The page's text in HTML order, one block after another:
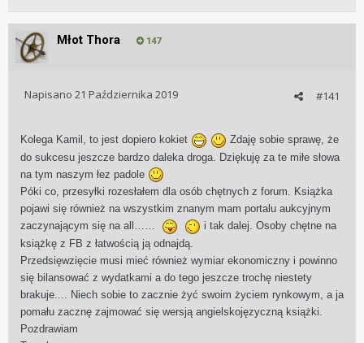
Młot Thora 147
#141
Napisano 21 Października 2019
Kolega Kamil, to jest dopiero kokiet
Zdaję sobie sprawę, że
do sukcesu jeszcze bardzo daleka droga. Dziękuję za te miłe słowa
na tym naszym łez padole
Póki co, przesyłki rozesłałem dla osób chętnych z forum. Książka
pojawi się również na wszystkim znanym mam portalu aukcyjnym
zaczynającym się na all……
i tak dalej. Osoby chętne na
książkę z FB z łatwością ją odnajdą.
Przedsięwzięcie musi mieć również wymiar ekonomiczny i powinno
się bilansować z wydatkami a do tego jeszcze trochę niestety
brakuje.... Niech sobie to zacznie żyć swoim życiem rynkowym, a ja
pomału zacznę zajmować się wersją angielskojęzyczną książki.
Pozdrawiam